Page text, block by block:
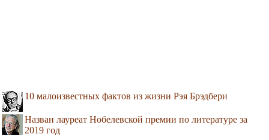
10 малоизвестных фактов из жизни Рэя Брэдбери
Назван лауреат Нобелевской премии по литературе за
2019 год